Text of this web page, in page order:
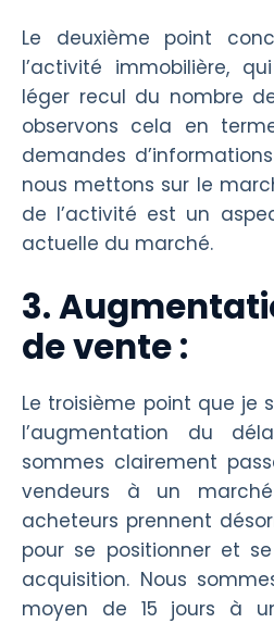
Le deuxième point
l’activité immobilière,
léger recul du nombre
observons cela en
demandes
nous mettons sur le
de l’activité est un
actuelle du marché.
3.
de vente :
Le troisième point que je
l’augmentation du
sommes clairement
vendeurs à un marché
acheteurs prennent
pour se positionner et
acquisition. Nous
moyen de 15 jours à